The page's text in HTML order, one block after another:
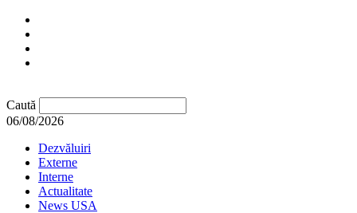
Caută
06/08/2026
Dezvăluiri
Externe
Interne
Actualitate
News USA